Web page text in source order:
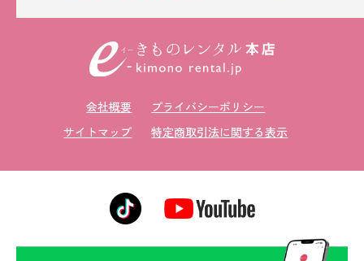
会社概要
プライバシーポリシー
サイトマップ
特定商取引法に関する表示